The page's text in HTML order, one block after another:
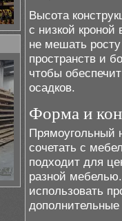
Высота
с низкой
не мешать
пространств и
чтобы
осадков.
Форма и
Прямоугольный
сочетать с
подходит для
разной
использовать